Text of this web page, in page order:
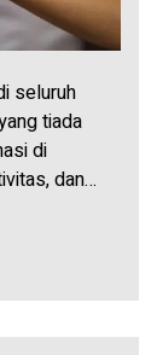
seluruh
tiada
di
dan…